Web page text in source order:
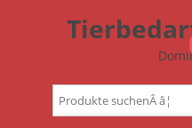
Suchen
nach: